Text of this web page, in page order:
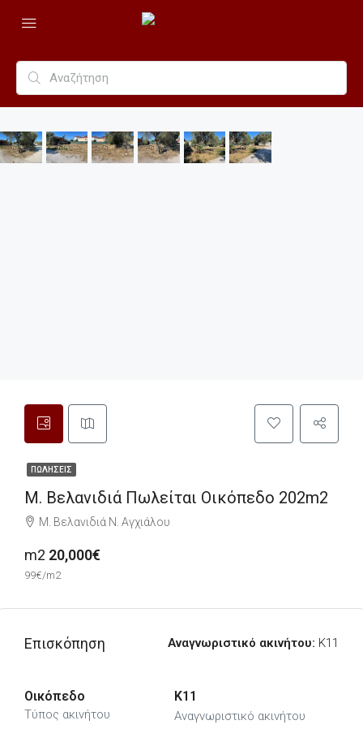
ΠΩΛΉΣΕΙΣ
Μ. Βελανιδιά Πωλείται Οικόπεδο 202m2
Μ. Βελανιδιά Ν. Αγχιάλου
m2 20,000€
99€/m2
Επισκόπηση Αναγνωριστικό ακινήτου: K11
Οικόπεδο
Τύπος ακινήτου
K11
Αναγνωριστικό ακινήτου